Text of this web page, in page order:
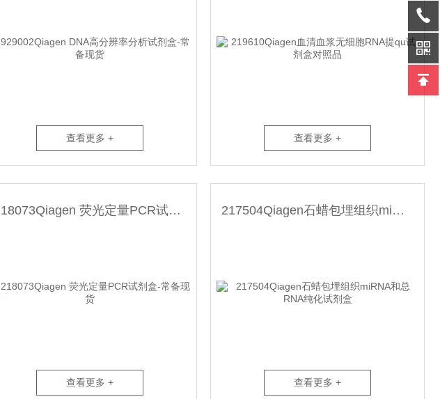
查看更多 + 查看更多 +
218073Qiagen 荧光定量PCR试剂盒-常备现货
查看更多 +
217504Qiagen石蜡包埋组织miRNA和总RNA纯化试剂盒
查看更多 +